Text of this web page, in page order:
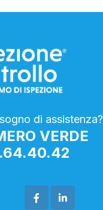
di assistenza?
VERDE